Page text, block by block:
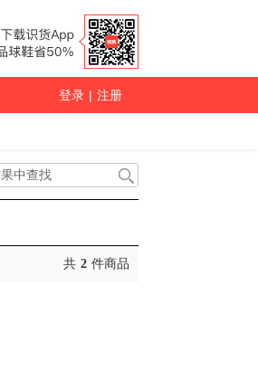
登录 | 注册
共 2 件商品